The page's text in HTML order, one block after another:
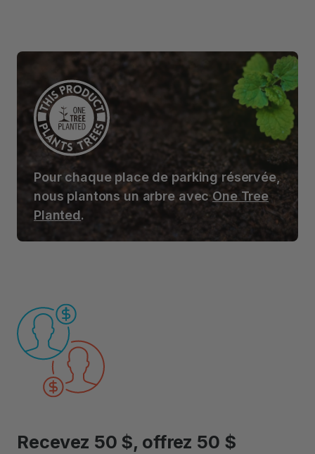
Pour chaque place de parking réservée,
nous plantons un arbre avecOne Tree
Planted.
Recevez 50 $, offrez 50 $